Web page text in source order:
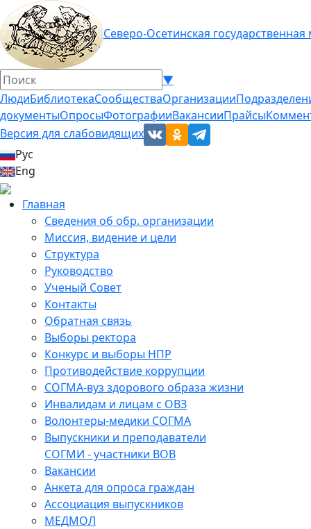
Северо-Осетинская
▼
ЛюдиБиблиотекаСообществаОрганизации
документыОпросыФотографииВакансииПрайсы
Версия для слабовидящих
Рус
Eng
Главная
Сведения об обр. организации
Миссия, видение и цели
Структура
Руководство
Ученый Совет
Контакты
Обратная связь
Выборы ректора
Конкурс и выборы НПР
Противодействие коррупции
СОГМА-вуз здорового образа жизни
Инвалидам и лицам с ОВЗ
Волонтеры-медики СОГМА
Выпускники и преподаватели
СОГМИ - участники ВОВ
Вакансии
Анкета для опроса граждан
Ассоциация выпускников
МЕДМОЛ